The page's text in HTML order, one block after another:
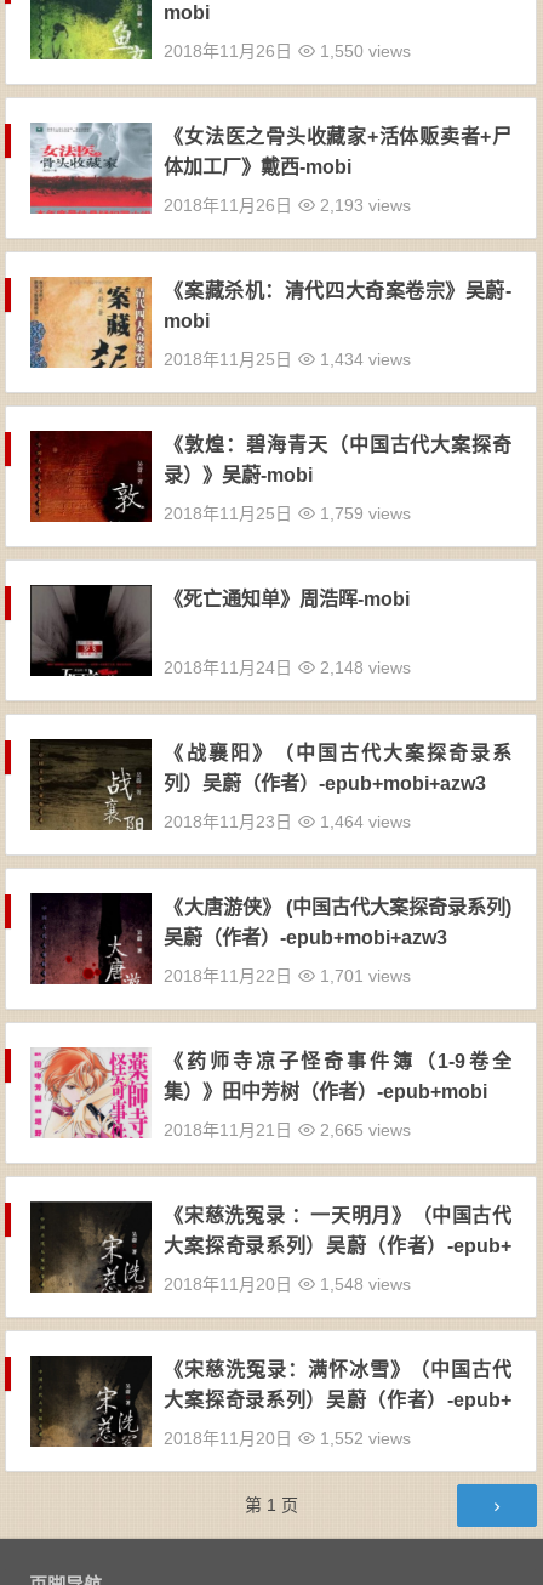
mobi
2018年11月26日 1,550 views
《女法医之骨头收藏家+活体贩卖者+尸
体加工厂》戴西-mobi
2018年11月26日 2,193 views
《案藏杀机：清代四大奇案卷宗》吴蔚-
mobi
2018年11月25日 1,434 views
《敦煌：碧海青天（中国古代大案探奇
录）》吴蔚-mobi
2018年11月25日 1,759 views
《死亡通知单》周浩晖-mobi
2018年11月24日 2,148 views
《战襄阳》（中国古代大案探奇录系
列）吴蔚（作者）-epub+mobi+azw3
2018年11月23日 1,464 views
《大唐游侠》 (中国古代大案探奇录系列)
吴蔚（作者）-epub+mobi+azw3
2018年11月22日 1,701 views
《药师寺凉子怪奇事件簿（1-9卷全
集）》田中芳树（作者）-epub+mobi
2018年11月21日 2,665 views
《宋慈洗冤录 ：一天明月》（中国古代
大案探奇录系列）吴蔚（作者）-epub+
mobi+azw3
2018年11月20日 1,548 views
《宋慈洗冤录：满怀冰雪》（中国古代
大案探奇录系列）吴蔚（作者）-epub+
mobi+azw3
2018年11月20日 1,552 views
第 1 页